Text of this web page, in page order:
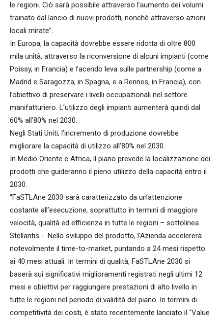
le regioni. Ciò sarà possibile attraverso l’aumento dei volumi
trainato dal lancio di nuovi prodotti, nonchè attraverso azioni
locali mirate”.
In Europa, la capacità dovrebbe essere ridotta di oltre 800
mila unità, attraverso la riconversione di alcuni impianti (come
Poissy, in Francia) e facendo leva sulle partnership (come a
Madrid e Saragozza, in Spagna, e a Rennes, in Francia), con
l’obiettivo di preservare i livelli occupazionali nel settore
manifatturiero. L’utilizzo degli impianti aumenterà quindi dal
60% all’80% nel 2030.
Negli Stati Uniti, l’incremento di produzione dovrebbe
migliorare la capacità di utilizzo all’80% nel 2030.
In Medio Oriente e Africa, il piano prevede la localizzazione dei
prodotti che guideranno il pieno utilizzo della capacità entro il
2030.
“FaSTLAne 2030 sarà caratterizzato da un’attenzione
costante all’esecuzione, soprattutto in termini di maggiore
velocità, qualità ed efficienza in tutte le regioni – sottolinea
Stellantis -. Nello sviluppo del prodotto, l’Azienda accelererà
notevolmente il time-to-market, puntando a 24 mesi rispetto
ai 40 mesi attuali. In termini di qualità, FaSTLAne 2030 si
baserà sui significativi miglioramenti registrati negli ultimi 12
mesi e obiettivi per raggiungere prestazioni di alto livello in
tutte le regioni nel periodo di validità del piano. In termini di
competitività dei costi, è stato recentemente lanciato il “Value